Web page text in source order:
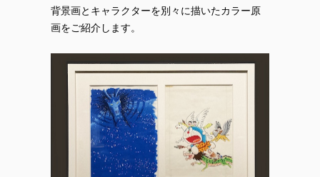
背景画とキャラクターを別々に描いたカラー原
画をご紹介します。